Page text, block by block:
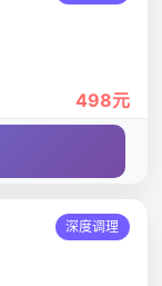
498元
深度调理